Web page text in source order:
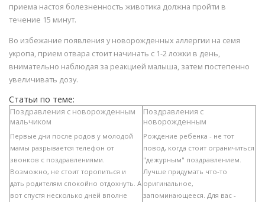
приема настоя болезненность животика должна пройти в
течение 15 минут.
Во избежание появления у новорожденных аллергии на семя
укропа, прием отвара стоит начинать с 1-2 ложки в день,
внимательно наблюдая за реакцией малыша, затем постепенно
увеличивать дозу.
Статьи по теме:
Поздравления с новорожденным
мальчиком
Первые дни после родов у молодой
мамы разрывается телефон от
звонков с поздравлениями.
Возможно, не стоит торопиться и
дать родителям спокойно отдохнуть. А
вот спустя несколько дней вполне
Поздравления с
новорожденным
Рождение ребенка - не тот
повод, когда стоит ограничиться
"дежурным" поздравлением.
Лучше придумать что-то
оригинальное,
запоминающееся. Для вас -